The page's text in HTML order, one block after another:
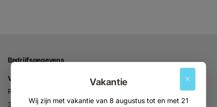
Vakantie
Wij zijn met vakantie van 8 augustus tot en met 21
Bedrijfsgegevens
Vitabron
Ravelijn 52
3905NV Veenendaal